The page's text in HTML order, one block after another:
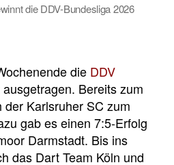
die DDV-Bundesliga 2026
die DDV
Bereits zum
Karlsruher SC zum
gab es einen 7:5-Erfolg
Darmstadt. Bis ins
das Dart Team Köln und